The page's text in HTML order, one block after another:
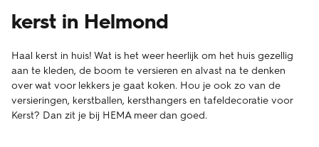
kerst in Helmond
Haal kerst in huis! Wat is het weer heerlijk om het huis gezellig
aan te kleden, de boom te versieren en alvast na te denken
over wat voor lekkers je gaat koken. Hou je ook zo van de
versieringen, kerstballen, kersthangers en tafeldecoratie voor
Kerst? Dan zit je bij HEMA meer dan goed.